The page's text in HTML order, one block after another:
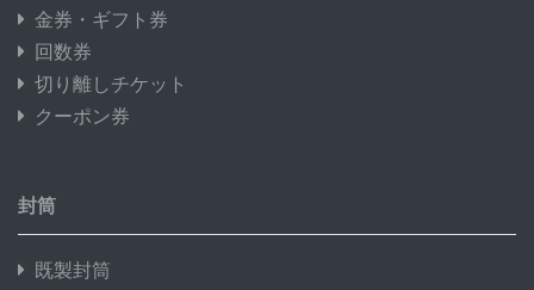
金券・ギフト券
回数券
切り離しチケット
クーポン券
封筒
既製封筒